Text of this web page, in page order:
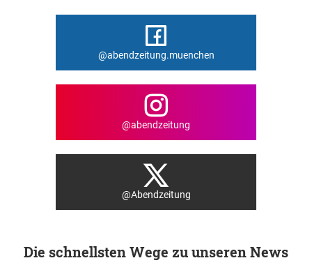
@abendzeitung.muenchen
@abendzeitung
@Abendzeitung
Die schnellsten Wege zu unseren News